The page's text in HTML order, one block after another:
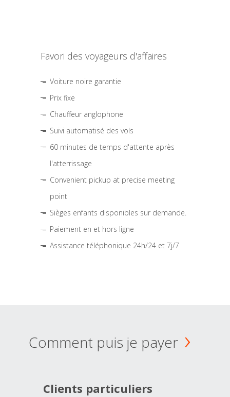
Favori des voyageurs d'affaires
Voiture noire garantie
Prix fixe
Chauffeur anglophone
Suivi automatisé des vols
60 minutes de temps d'attente après
l'atterrissage
Convenient pickup at precise meeting
point
Sièges enfants disponibles sur demande.
Paiement en et hors ligne
Assistance téléphonique 24h/24 et 7j/7
Comment puis je payer
Clients particuliers